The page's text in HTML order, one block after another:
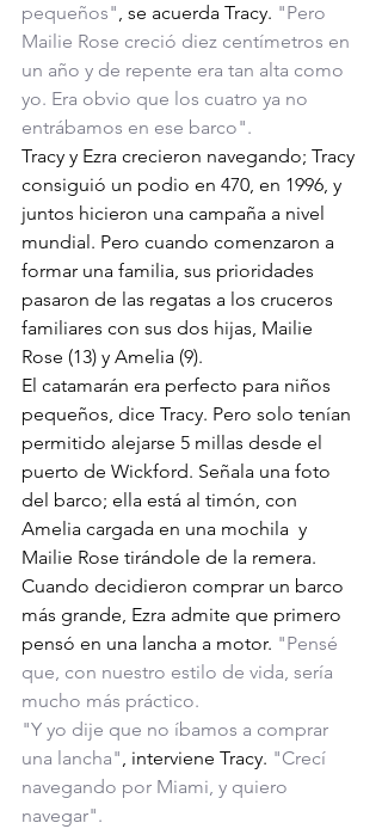
pequeños", se acuerda Tracy. "Pero
Mailie Rose creció diez centímetros en
un año y de repente era tan alta como
yo. Era obvio que los cuatro ya no
entrábamos en ese barco".
Tracy y Ezra crecieron navegando; Tracy
consiguió un podio en 470, en 1996, y
juntos hicieron una campaña a nivel
mundial. Pero cuando comenzaron a
formar una familia, sus prioridades
pasaron de las regatas a los cruceros
familiares con sus dos hijas, Mailie
Rose (13) y Amelia (9).
El catamarán era perfecto para niños
pequeños, dice Tracy. Pero solo tenían
permitido alejarse 5 millas desde el
puerto de Wickford. Señala una foto
del barco; ella está al timón, con
Amelia cargada en una mochila  y
Mailie Rose tirándole de la remera.
Cuando decidieron comprar un barco
más grande, Ezra admite que primero
pensó en una lancha a motor. "Pensé
que, con nuestro estilo de vida, sería
mucho más práctico.
"Y yo dije que no íbamos a comprar
una lancha", interviene Tracy. "Crecí
navegando por Miami, y quiero
navegar".